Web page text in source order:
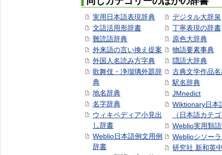
実用日本語表現辞典
文語活用形辞書
難読語辞典
外来語の言い換え提案
外国人名読み方字典
歌舞伎・浄瑠璃外題辞
典
地名辞典
名字辞典
ウィキペディア小見出
し辞書
Weblio日本語例文用例
辞書
デジタル大辞泉
丁寧表現の辞書
原色大辞典
物語要素事典
隠語大辞典
古典文学作品
駅名辞典
JMnedict
Wiktionary日本
（日本語カテ
Weblio実用類
Weblioシソー
研究社 新和英